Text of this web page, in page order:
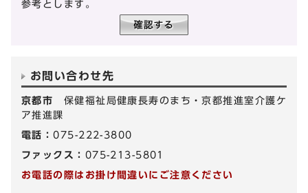
参考とします。
お問い合わせ先
京都市 保健福祉局健康長寿のまち・京都推進室介護ケ
ア推進課
電話：075-222-3800
ファックス： 075-213-5801
お電話の際はお掛け間違いにご注意ください